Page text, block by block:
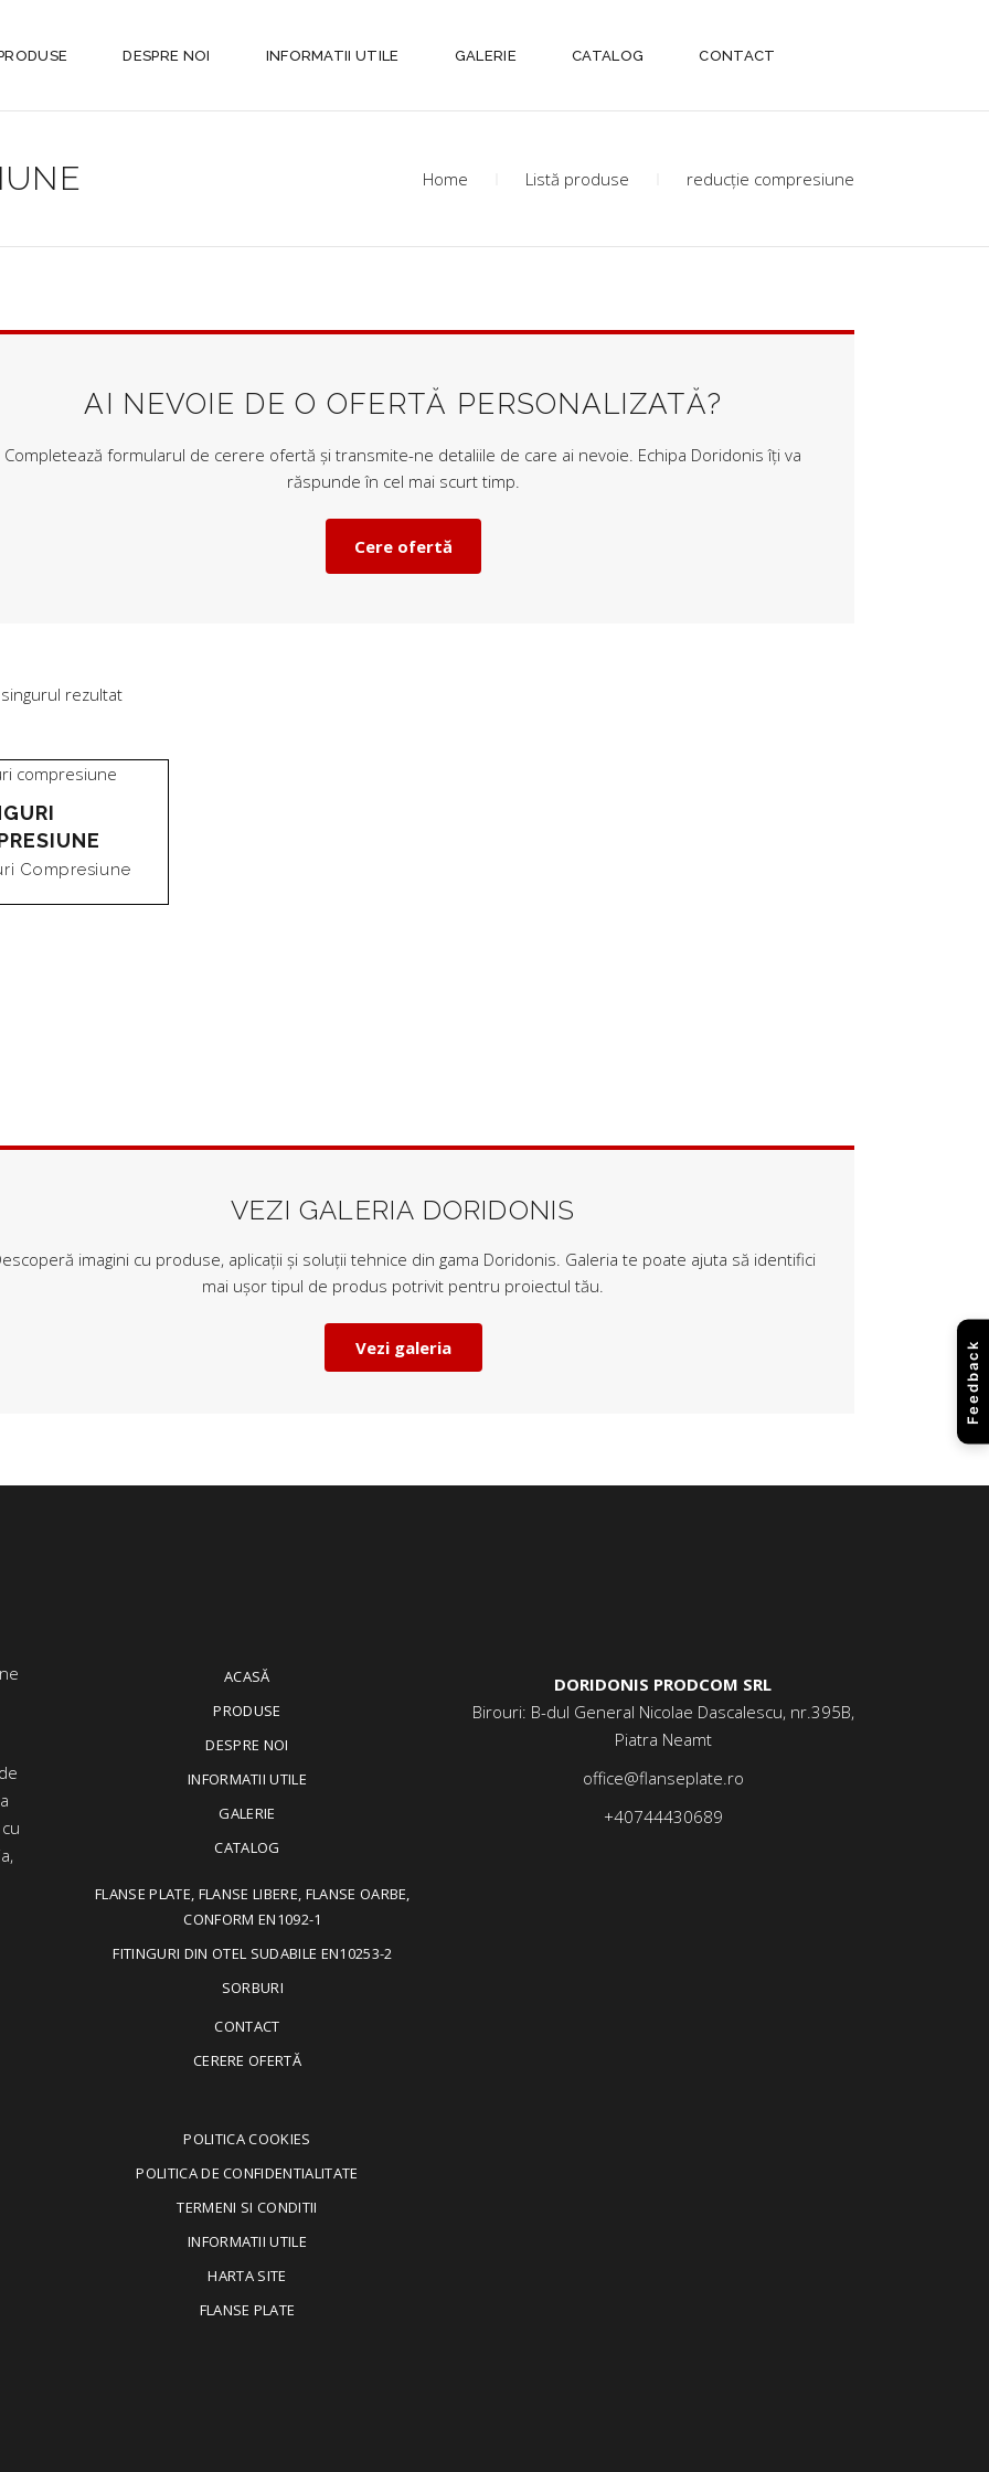
DESPRE NOI INFORMATII UTILE GALERIE CATALOG CONTACT
Home Listă produse reducție compresiune
AI NEVOIE DE O OFERTĂ PERSONALIZATĂ?
Completează formularul de cerere ofertă și transmite-ne detaliile de care ai nevoie. Echipa Doridonis îți va
răspunde în cel mai scurt timp.
Cere ofertă
rezultat
Compresiune
VEZI GALERIA DORIDONIS
imagini cu produse, aplicații și soluții tehnice din gama Doridonis. Galeria te poate ajuta să identifici
mai ușor tipul de produs potrivit pentru proiectul tău.
Vezi galeria
ACASĂ
PRODUSE
DESPRE NOI
INFORMATII UTILE
GALERIE
CATALOG
FLANSE PLATE, FLANSE LIBERE, FLANSE OARBE,
CONFORM EN1092-1
FITINGURI DIN OTEL SUDABILE EN10253-2
SORBURI
CONTACT
CERERE OFERTĂ
POLITICA COOKIES
POLITICA DE CONFIDENTIALITATE
TERMENI SI CONDITII
INFORMATII UTILE
HARTA SITE
FLANSE PLATE
DORIDONIS PRODCOM SRL
Birouri: B-dul General Nicolae Dascalescu, nr.395B,
Piatra Neamt
office@flanseplate.ro
+40744430689
Feedback